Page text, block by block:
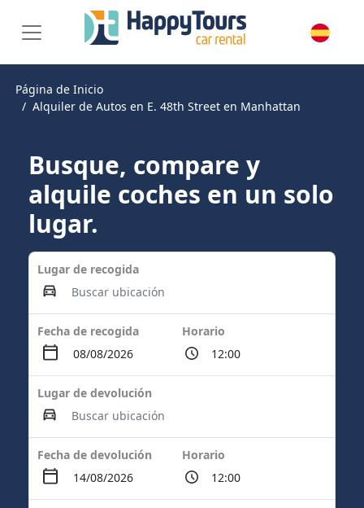
Página de Inicio
Alquiler de Autos en E. 48th Street en Manhattan
Busque, compare y
alquile coches en un solo
lugar.
Lugar de recogida
Fecha de recogida Horario
Lugar de devolución
Fecha de devolución Horario